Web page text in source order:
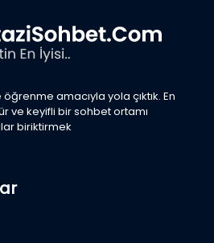
amacıyla yola çıktık. En
ve keyifli bir sohbet ortamı
biriktirmek